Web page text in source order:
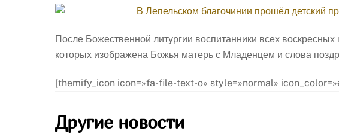
После Божественной литургии воспитанники всех
которых изображена Божья матерь с Младенцем и слова
[themify_icon icon=»fa-file-text-o» style=»normal»
Другие новости